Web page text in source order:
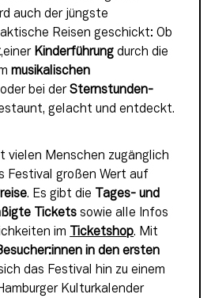
auch der jüngste
Reisen geschickt: Ob
,einer Kinderführung durch die
musikalischen
oder bei der Sternstunden-
gelacht und entdeckt.
vielen Menschen zugänglich
. Es gibt die
Tages- und
Tickets sowie alle Infos
im
Ticketshop. Mit
in den ersten
das Festival hin zu einem
Kulturkalender